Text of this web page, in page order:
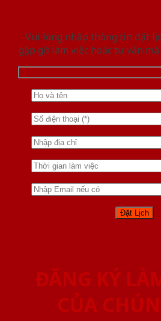
Vui lòng nhập thông tin đặt
gặp gỡ làm việc hoăc tư vấn
ĐĂNG KÝ
CỦA